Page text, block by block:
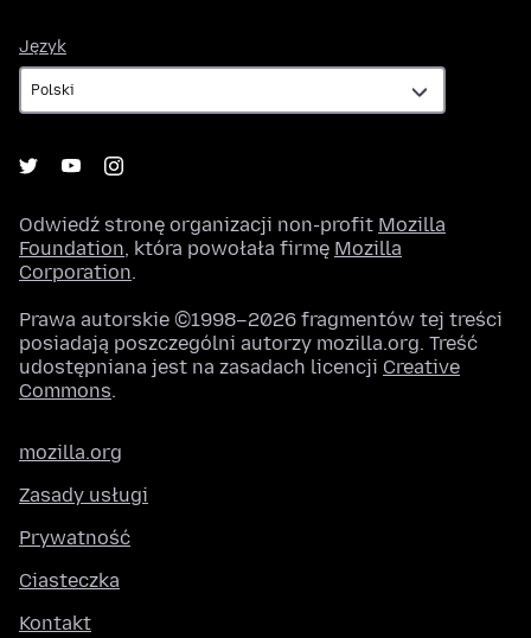
Język
Odwiedź stronę organizacji non-profit Mozilla
Foundation, która powołała firmę Mozilla
Corporation.
Prawa autorskie ©1998–2026 fragmentów tej treści
posiadają poszczególni autorzy mozilla.org. Treść
udostępniana jest na zasadach licencji Creative
Commons.
mozilla.org
Zasady usługi
Prywatność
Ciasteczka
Kontakt